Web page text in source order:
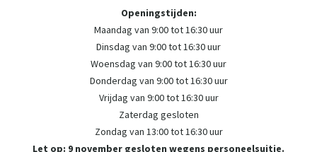
Openingstijden:
Maandag van 9:00 tot 16:30 uur
Dinsdag van 9:00 tot 16:30 uur
Woensdag van 9:00 tot 16:30 uur
Donderdag van 9:00 tot 16:30 uur
Vrijdag van 9:00 tot 16:30 uur
Zaterdag gesloten
Zondag van 13:00 tot 16:30 uur
Let op: 9 november gesloten wegens personeelsuitje.